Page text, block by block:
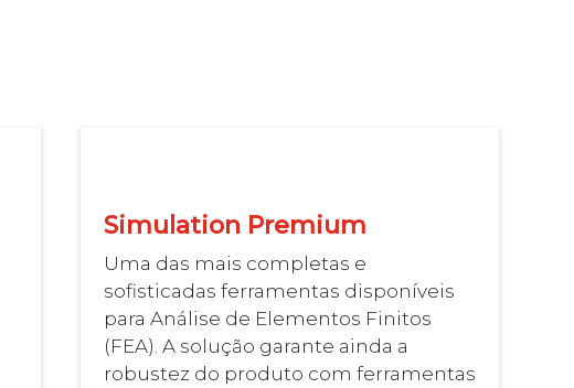
Simulation Premium
Uma das mais completas e
sofisticadas ferramentas disponíveis
para Análise de Elementos Finitos
(FEA). A solução garante ainda a
robustez do produto com ferramentas